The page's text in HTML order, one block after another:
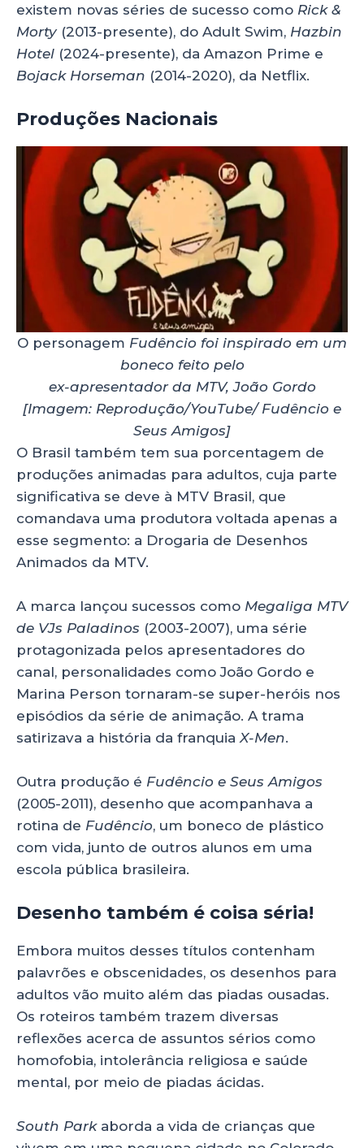
existem novas séries de sucesso como Rick &
Morty (2013-presente), do Adult Swim, Hazbin
Hotel (2024-presente), da Amazon Prime e
Bojack Horseman (2014-2020), da Netflix.
Produções Nacionais
O personagem Fudêncio foi inspirado em um
boneco feito pelo
ex-apresentador da MTV, João Gordo
[Imagem: Reprodução/YouTube/ Fudêncio e
Seus Amigos]
O Brasil também tem sua porcentagem de
produções animadas para adultos, cuja parte
significativa se deve à MTV Brasil, que
comandava uma produtora voltada apenas a
esse segmento: a Drogaria de Desenhos
Animados da MTV.
A marca lançou sucessos como Megaliga MTV
de VJs Paladinos (2003-2007), uma série
protagonizada pelos apresentadores do
canal, personalidades como João Gordo e
Marina Person tornaram-se super-heróis nos
episódios da série de animação. A trama
satirizava a história da franquia X-Men.
Outra produção é Fudêncio e Seus Amigos
(2005-2011), desenho que acompanhava a
rotina de Fudêncio, um boneco de plástico
com vida, junto de outros alunos em uma
escola pública brasileira.
Desenho também é coisa séria!
Embora muitos desses títulos contenham
palavrões e obscenidades, os desenhos para
adultos vão muito além das piadas ousadas.
Os roteiros também trazem diversas
reflexões acerca de assuntos sérios como
homofobia, intolerância religiosa e saúde
mental, por meio de piadas ácidas.
South Parkaborda a vida de crianças que